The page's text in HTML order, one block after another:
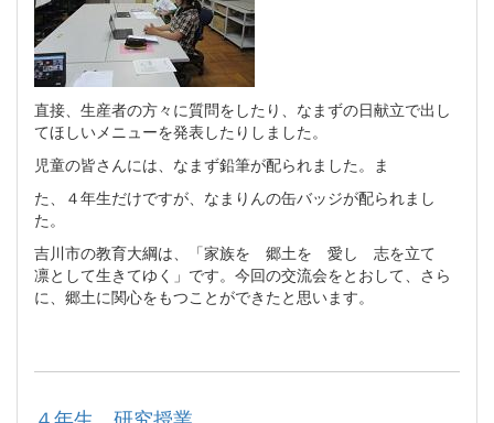
直接、生産者の方々に質問をしたり、なまずの日献立で出し
てほしいメニューを発表したりしました。
児童の皆さんには、なまず鉛筆が配られました。ま
た、４年生だけですが、なまりんの缶バッジが配られまし
た。
吉川市の教育大綱は、「家族を 郷土を 愛し 志を立て
凛として生きてゆく」です。今回の交流会をとおして、さら
に、郷土に関心をもつことができたと思います。